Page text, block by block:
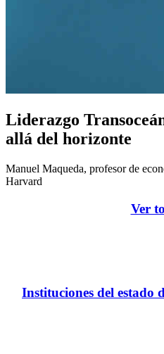
Liderazgo
allá del horizonte
Manuel Maqueda, profesor de
Harvard
Ver
Instituciones del estado